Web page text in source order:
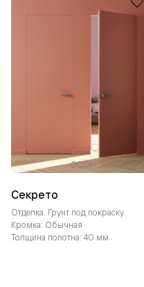
0001
Секрето
Отделка: Грунт под покраску
Кромка: Обычная
Толщина полотна: 40 мм